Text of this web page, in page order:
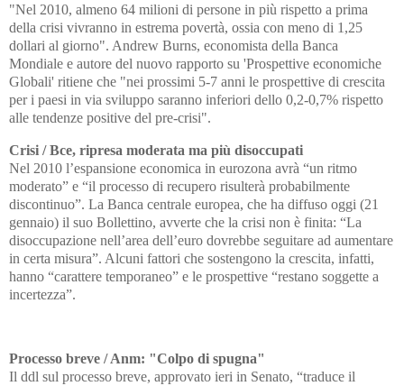
"Nel 2010, almeno 64 milioni di persone in più rispetto a prima
della crisi vivranno in estrema povertà, ossia con meno di 1,25
dollari al giorno". Andrew Burns, economista della Banca
Mondiale e autore del nuovo rapporto su 'Prospettive economiche
Globali' ritiene che "nei prossimi 5-7 anni le prospettive di crescita
per i paesi in via sviluppo saranno inferiori dello 0,2-0,7% rispetto
alle tendenze positive del pre-crisi".
Crisi / Bce, ripresa moderata ma più disoccupati
Nel 2010 l’espansione economica in eurozona avrà “un ritmo
moderato” e “il processo di recupero risulterà probabilmente
discontinuo”. La Banca centrale europea, che ha diffuso oggi (21
gennaio) il suo Bollettino, avverte che la crisi non è finita: “La
disoccupazione nell’area dell’euro dovrebbe seguitare ad aumentare
in certa misura”. Alcuni fattori che sostengono la crescita, infatti,
hanno “carattere temporaneo” e le prospettive “restano soggette a
incertezza”.
Processo breve / Anm: "Colpo di spugna"
Il ddl sul processo breve, approvato ieri in Senato, “traduce il